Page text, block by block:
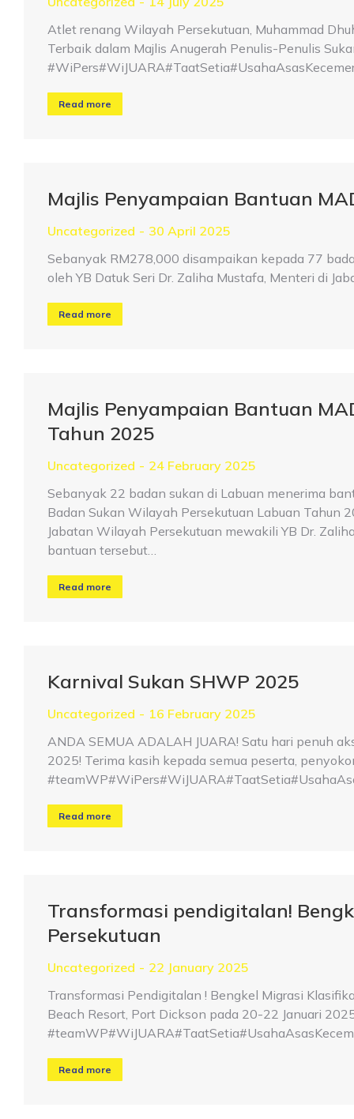
Atlet renang Wilayah Persekutuan, Muhammad
Terbaik dalam Majlis Anugerah Penulis-Penulis
Read more
Majlis Penyampaian Bantuan
Uncategorized
30 April 2025
Sebanyak RM278,000 disampaikan kepada 77
oleh YB Datuk Seri Dr. Zaliha Mustafa, Menteri di
Read more
Majlis Penyampaian Bantuan
Tahun 2025
Uncategorized
24 February 2025
Sebanyak 22 badan sukan di Labuan menerima
Badan Sukan Wilayah Persekutuan Labuan Tahun
Jabatan Wilayah Persekutuan mewakili YB Dr.
bantuan tersebut…
Read more
Karnival Sukan SHWP 2025
Uncategorized
16 February 2025
ANDA SEMUA ADALAH JUARA! Satu hari penuh
2025! Terima kasih kepada semua peserta,
Read more
Transformasi pendigitalan!
Persekutuan
Uncategorized
22 January 2025
Transformasi Pendigitalan ! Bengkel Migrasi
Beach Resort, Port Dickson pada 20-22 Januari
Read more